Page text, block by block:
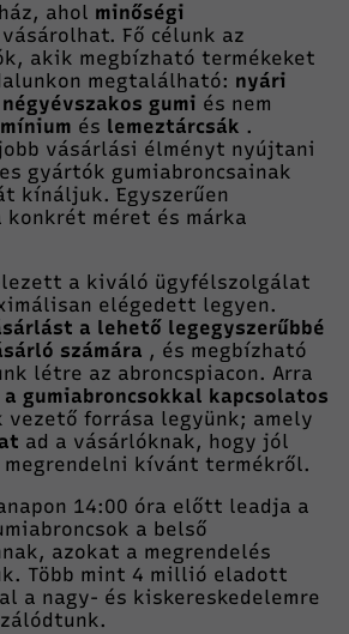
ahol minőségi
vásárolhat. Fő célunk az
akik megbízható termékeket
megtalálható: nyári
négyévszakos gumi és nem
és lemeztárcsák .
vásárlási élményt nyújtani
gyártók gumiabroncsainak
kínáljuk. Egyszerűen
méret és márka
a kiváló ügyfélszolgálat
elégedett legyen.
a lehető legegyszerűbbé
számára , és megbízható
létre az abroncspiacon. Arra
a gumiabroncsokkal kapcsolatos
vezető forrása legyünk; amely
ad a vásárlóknak, hogy jól
kívánt termékről.
14:00 óra előtt leadja a
a belső
azokat a megrendelés
Több mint 4 millió eladott
a nagy- és kiskereskedelemre